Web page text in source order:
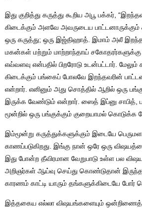
இது குறித்து கருத்து கூறிய அபூ பக்கர்,
கிடைக்கும் அளவே அவருடைய பாட்டனாருக்கும்
ஒரு கருத்து; ஒரு இஜ்திஹாத். இமாம் அலீ
மகன்கள் மற்றும் மாற்றாந்தாய் சகோதரர்களுக்கு
எவ்வளவு என்பதில் பிறரோடு உடன்பட்டார்.
கிடைக்கும் பங்கைப் போலவே இறந்தவரின்
என்றார். எனினும் அது சொத்தில் ஆறில் ஒரு
இருக்க வேண்டும் என்றார். ஸைத் இப்னு சாபித்,
மூன்றில் ஒரு பங்குக்கும் குறையாமல் கொடுக்க
இம்மூன்று கருத்துக்களுக்கும் இடையே
காணப்படுகிறது. இங்கு நான் ஒரே ஒரு
இது போன்ற தீவிரமான வேறுபாடு உள்ள பல
அறிஞர்கள் ஆய்வு செய்து கொண்டுதான்
காரணம் காட்டி யாரும் தங்களுக்கிடையே போர்
இத்தகைய எல்லா விஷயங்களையும்